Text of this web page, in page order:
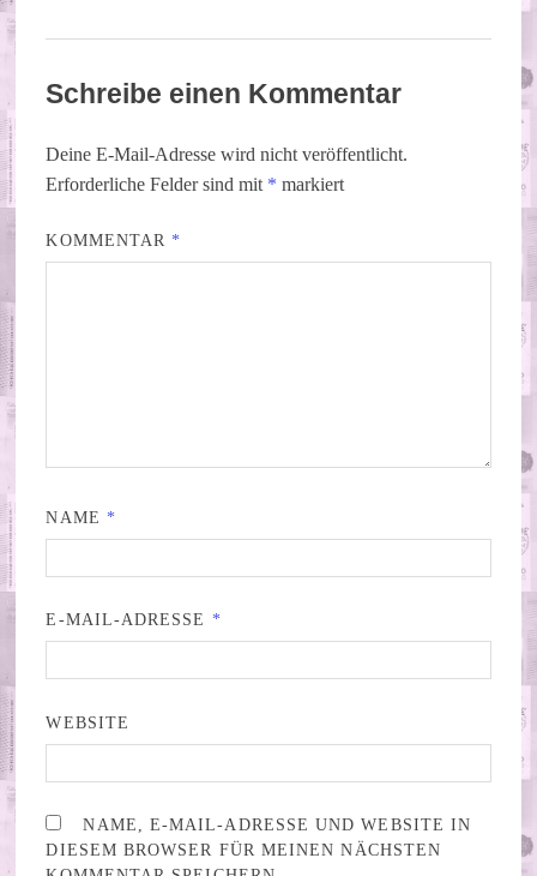
Schreibe einen Kommentar
Deine E-Mail-Adresse wird nicht veröffentlicht.
Erforderliche Felder sind mit * markiert
KOMMENTAR *
NAME *
E-MAIL-ADRESSE *
WEBSITE
NAME, E-MAIL-ADRESSE UND WEBSITE IN
DIESEM BROWSER FÜR MEINEN NÄCHSTEN